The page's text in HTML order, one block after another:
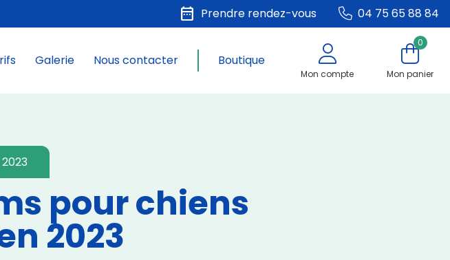
date_range Prendre rendez-vous 04 75 65 88 84
Galerie Nous contacter Boutique
Mon compte
0
Mon panier
pour chiens
2023